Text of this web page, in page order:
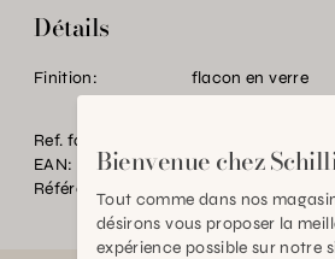
Détails
Finition: flacon en verre
Ref. fournisseur:
EAN:
2000000337388
Référence:
Bienvenue chez
Tout comme dans nos
désirons vous proposer la
expérience possible sur notre